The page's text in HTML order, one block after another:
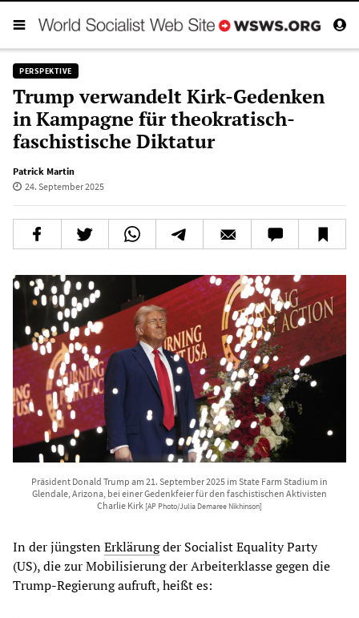
PERSPEKTIVE
Trump verwandelt Kirk-Gedenken
in Kampagne für theokratisch-
faschistische Diktatur
Patrick Martin
24. September 2025
Präsident Donald Trump am 21. September 2025 im State Farm Stadium in
Glendale, Arizona, bei einer Gedenkfeier für den faschistischen Aktivisten
Charlie Kirk [AP Photo/Julia Demaree Nikhinson]
In der jüngstenErklärungder Socialist Equality Party
(US), die zur Mobilisierung der Arbeiterklasse gegen die
Trump-Regierung aufruft, heißt es: